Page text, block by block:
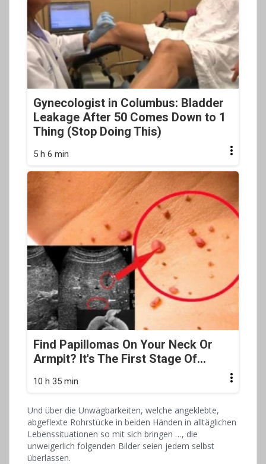
Gynecologist in Columbus: Bladder
Leakage After 50 Comes Down to 1
Thing (Stop Doing This)
5 h 6 min
Find Papillomas On Your Neck Or
Armpit? It's The First Stage Of...
10 h 35 min
Und über die Unwägbarkeiten, welche angeklebte,
abgeflexte Rohrstücke in beiden Händen in alltäglichen
Lebenssituationen so mit sich bringen …, die
unweigerlich folgenden Bilder seien jedem selbst
überlassen.